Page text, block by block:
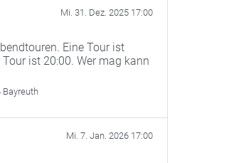
Mi. 31. Dez. 2025 17:00
Eine Tour ist
ist 20:00. Wer mag kann
Bayreuth
Mi. 7. Jan. 2026 17:00